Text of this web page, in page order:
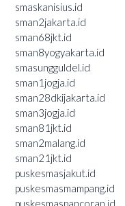
smaskanisius.id
sman2jakarta.id
sman68jkt.id
sman8yogyakarta.id
smasungguldel.id
sman1jogja.id
sman28dkijakarta.id
sman3jogja.id
sman81jkt.id
sman2malang.id
sman21jkt.id
puskesmasjakut.id
puskesmasmampang.id
puskesmaspancoran.id